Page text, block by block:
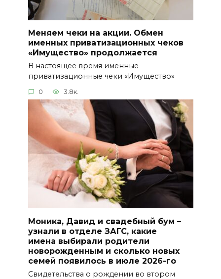
Меняем чеки на акции. Обмен
именных приватизационных чеков
«Имущество» продолжается
В настоящее время именные
приватизационные чеки «Имущество»
0 3.8к.
Моника, Давид и свадебный бум –
узнали в отделе ЗАГС, какие
имена выбирали родители
новорожденным и сколько новых
семей появилось в июле 2026-го
Свидетельства о рождении во втором